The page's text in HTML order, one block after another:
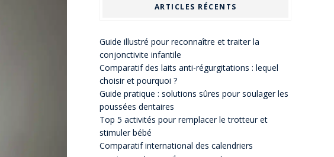
ARTICLES RÉCENTS
Guide illustré pour reconnaître et traiter la
conjonctivite infantile
Comparatif des laits anti-régurgitations : lequel
choisir et pourquoi ?
Guide pratique : solutions sûres pour soulager les
poussées dentaires
Top 5 activités pour remplacer le trotteur et
stimuler bébé
Comparatif international des calendriers